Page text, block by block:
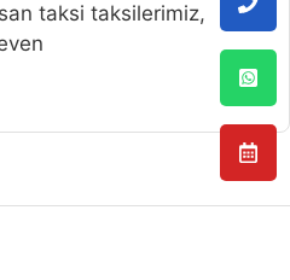
taksi taksilerimiz,